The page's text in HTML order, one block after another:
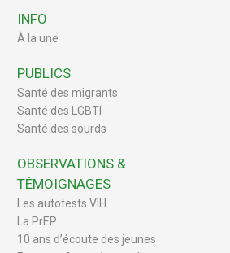
INFO
À la une
PUBLICS
Santé des migrants
Santé des LGBTI
Santé des sourds
OBSERVATIONS &
TÉMOIGNAGES
Les autotests VIH
La PrEP
10 ans d’écoute des jeunes